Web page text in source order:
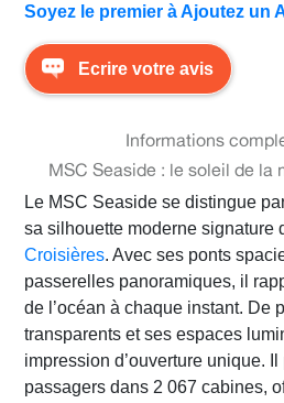
Soyez le premier à Ajoutez un
Ecrire votre avis
Informations
MSC Seaside : le soleil de la
Le MSC Seaside se distingue
sa silhouette moderne signature
Croisières. Avec ses ponts
passerelles panoramiques, il
de l’océan à chaque instant. De
transparents et ses espaces
impression d’ouverture unique.
passagers dans 2 067 cabines,